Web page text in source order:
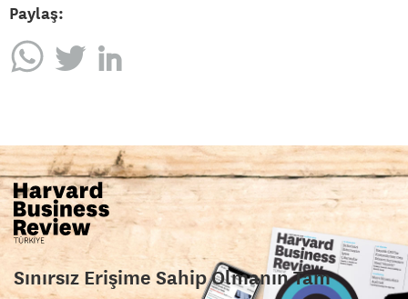
Paylaş:
Sınırsız Erişime Sahip Olmanın Tam